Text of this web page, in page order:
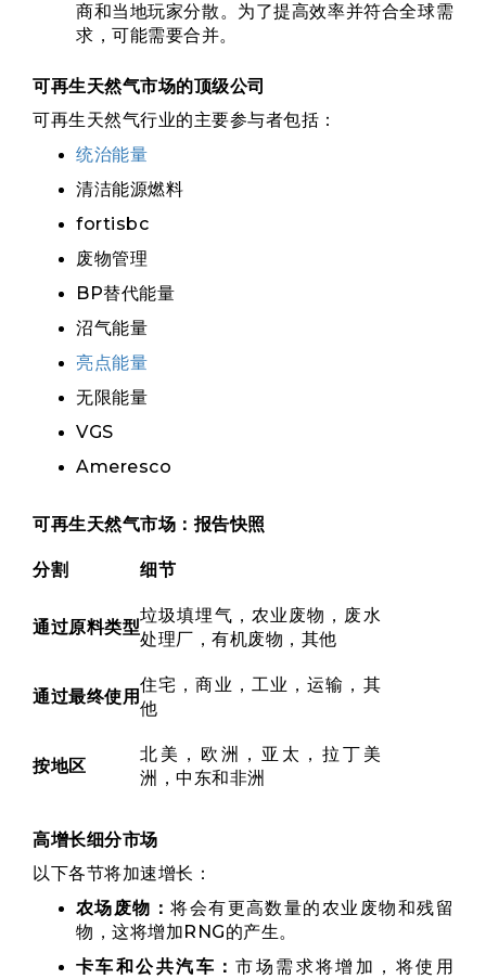
商和当地玩家分散。为了提高效率并符合全球需
求，可能需要合并。
可再生天然气市场的顶级公司
可再生天然气行业的主要参与者包括：
统治能量
清洁能源燃料
fortisbc
废物管理
BP替代能量
沼气能量
亮点能量
无限能量
VGS
Ameresco
可再生天然气市场：报告快照
分割 细节
通过原料类型
垃圾填埋气，农业废物，废水
处理厂，有机废物，其他
通过最终使用
住宅，商业，工业，运输，其
他
按地区
北美，欧洲，亚太，拉丁美
洲，中东和非洲
高增长细分市场
以下各节将加速增长：
农场废物：将会有更高数量的农业废物和残留
物，这将增加RNG的产生。
卡车和公共汽车：市场需求将增加，将使用